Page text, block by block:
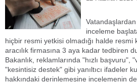
inceleme
hiçbir resmi yetkisi olmadığı halde
aracılık firmasına 3 aya kadar tedbiren
​Bakanlık, reklamlarında "hızlı başvuru",
"kesintisiz destek" gibi yanıltıcı ifadeler
hakkındaki derinlemesine incelemenin